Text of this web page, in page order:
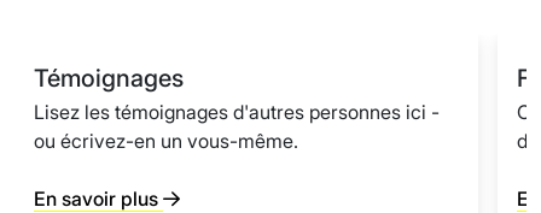
Témoignages
Lisez les témoignages d'autres personnes ici -
ou écrivez-en un vous-même.
En savoir plus